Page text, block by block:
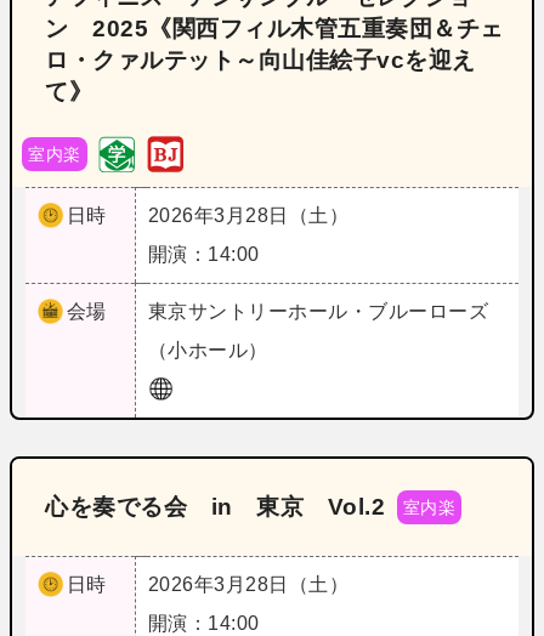
ン 2025《関西フィル木管五重奏団＆チェ
ロ・クァルテット～向山佳絵子vcを迎え
て》
室内楽
日時
2026年3月28日（土）
開演：14:00
会場 東京サントリーホール・ブルーローズ
（小ホール）
心を奏でる会 in 東京 Vol.2 室内楽
日時
2026年3月28日（土）
開演：14:00